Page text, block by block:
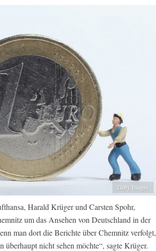
Getty Images
Harald Krüger und Carsten Spohr,
um das Ansehen von Deutschland in der
man dort die Berichte über Chemnitz verfolgt,
nicht sehen möchte“, sagte Krüger.